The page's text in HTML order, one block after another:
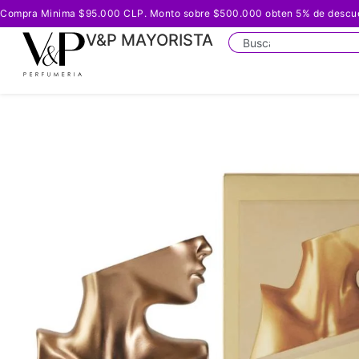
Compra Minima $95.000 CLP. Monto sobre $500.000 obten 5% de
V&P MAYORISTA